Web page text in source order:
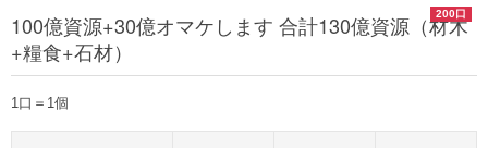
200口
100億資源+30億オマケします 合計130億資源（材木
+糧食+石材）
1口＝1個